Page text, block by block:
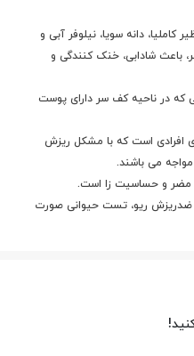
کاملیا، دانه سویا، نیلوفر آبی و
باعث شادابی، خنک کنندگی و
که در ناحیه کف سر دارای پوست
افرادی است که با مشکل ریزش
می باشند.
مضر و حساسیت زا است.
ضدریزش ریو، تست حیوانی صورت